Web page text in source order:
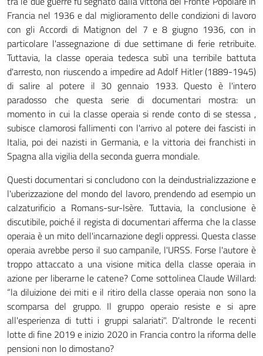
Francia nel 1936 e dal miglioramento delle condizioni di lavoro
con gli Accordi di Matignon del 7 e 8 giugno 1936, con in
particolare l'assegnazione di due settimane di ferie retribuite.
Tuttavia, la classe operaia tedesca subì una terribile battuta
d'arresto, non riuscendo a impedire ad Adolf Hitler (1889-1945)
di salire al potere il 30 gennaio 1933. Questo è l'intero
paradosso che questa serie di documentari mostra: un
momento in cui la classe operaia si rende conto di se stessa ,
subisce clamorosi fallimenti con l'arrivo al potere dei fascisti in
Italia, poi dei nazisti in Germania, e la vittoria dei franchisti in
Spagna alla vigilia della seconda guerra mondiale.
Questi documentari si concludono con la deindustrializzazione e
l'uberizzazione del mondo del lavoro, prendendo ad esempio un
calzaturificio a Romans-sur-Isère. Tuttavia, la conclusione è
discutibile, poiché il regista di documentari afferma che la classe
operaia è un mito dell'incarnazione degli oppressi. Questa classe
operaia avrebbe perso il suo campanile, l'URSS. Forse l'autore è
troppo attaccato a una visione mitica della classe operaia in
azione per liberarne le catene? Come sottolinea Claude Willard:
“la diluizione dei miti e il ritiro della classe operaia non sono la
scomparsa del gruppo. Il gruppo operaio resiste e si apre
all'esperienza di tutti i gruppi salariati". D'altronde le recenti
lotte di fine 2019 e inizio 2020 in Francia contro la riforma delle
pensioni non lo dimostano?